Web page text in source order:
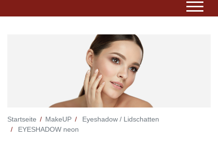
Startseite MakeUP
Eyeshadow / Lidschatten
EYESHADOW neon